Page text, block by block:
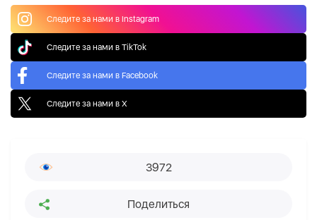
Следите за нами в Instagram
Следите за нами в TikTok
Следите за нами в Facebook
Следите за нами в X
3972
Поделиться